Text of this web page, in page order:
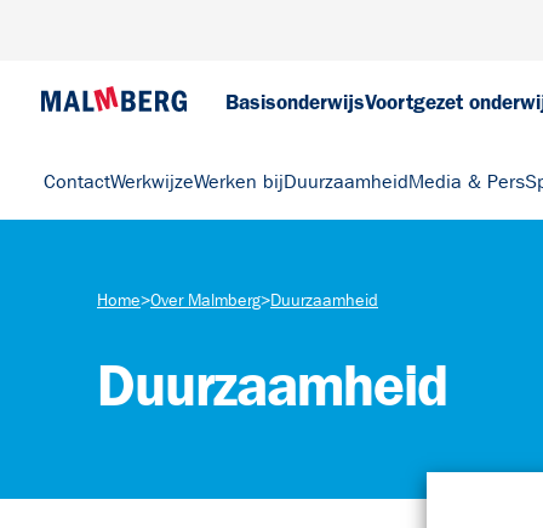
BasisonderwijsVoortgezet
ContactWerkwijzeWerken bijDuurzaamheidMedia & Pers
Home>Over Malmberg>Duurzaamheid
Duurzaamheid